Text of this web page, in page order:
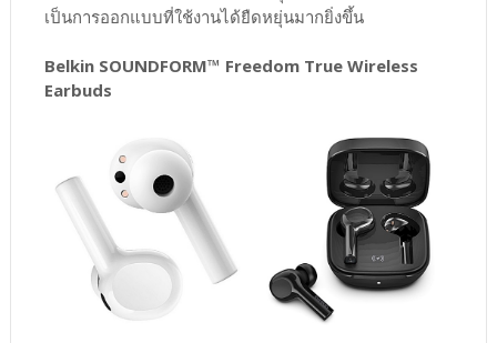
เป็นการออกแบบที่ใช้งานได้ยืดหยุ่นมากยิ่งขึ้น
Belkin SOUNDFORM™ Freedom True Wireless
Earbuds